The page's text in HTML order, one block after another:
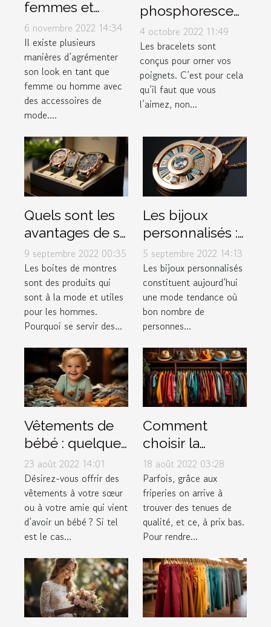
femmes et
hommes :
comment les
porter ?
6 novembre 2022 14:34
Il existe plusieurs
manières d’agrémenter
son look en tant que
femme ou homme avec
des accessoires de
mode....
phosphorescent
: illuminez votre
poignet !
4 octobre 2022 11:49
Les bracelets sont
conçus pour orner vos
poignets. C’est pour cela
qu’il faut que vous
l’aimez, non...
Quels sont les
avantages de se
procurer les
différentes
boites de
montres à la
mode ?
9 septembre 2022 00:35
Les boites de montres
sont des produits qui
sont à la mode et utiles
pour les hommes.
Pourquoi se servir des...
Les bijoux
personnalisés :
une mode en
expansion
5 septembre 2022 14:13
Les bijoux personnalisés
constituent aujourd’hui
une mode tendance où
bon nombre de
personnes...
Vêtements de
bébé : quelques
conseils pour
faire de bon
choix
23 août 2022 14:01
Désirez-vous offrir des
vêtements à votre sœur
ou à votre amie qui vient
d’avoir un bébé ? Si tel
est le cas...
Comment
choisir la
meilleure
friperie en ligne
?
18 août 2022 03:28
Parfois, grâce aux
friperies on arrive à
trouver des tenues de
qualité, et ce, à prix bas.
Pour rendre...